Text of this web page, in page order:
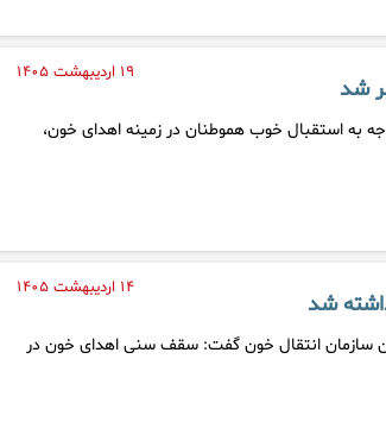
۱۹ اردیبهشت ۱۴۰۵
به استقبال خوب هموطنان در زمینه اهدای خون،
۱۴ اردیبهشت ۱۴۰۵
شد
سازمان انتقال خون گفت: سقف سنی اهدای خون در